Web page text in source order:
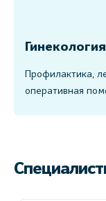
Гинекология
Профилактика,
оперативная